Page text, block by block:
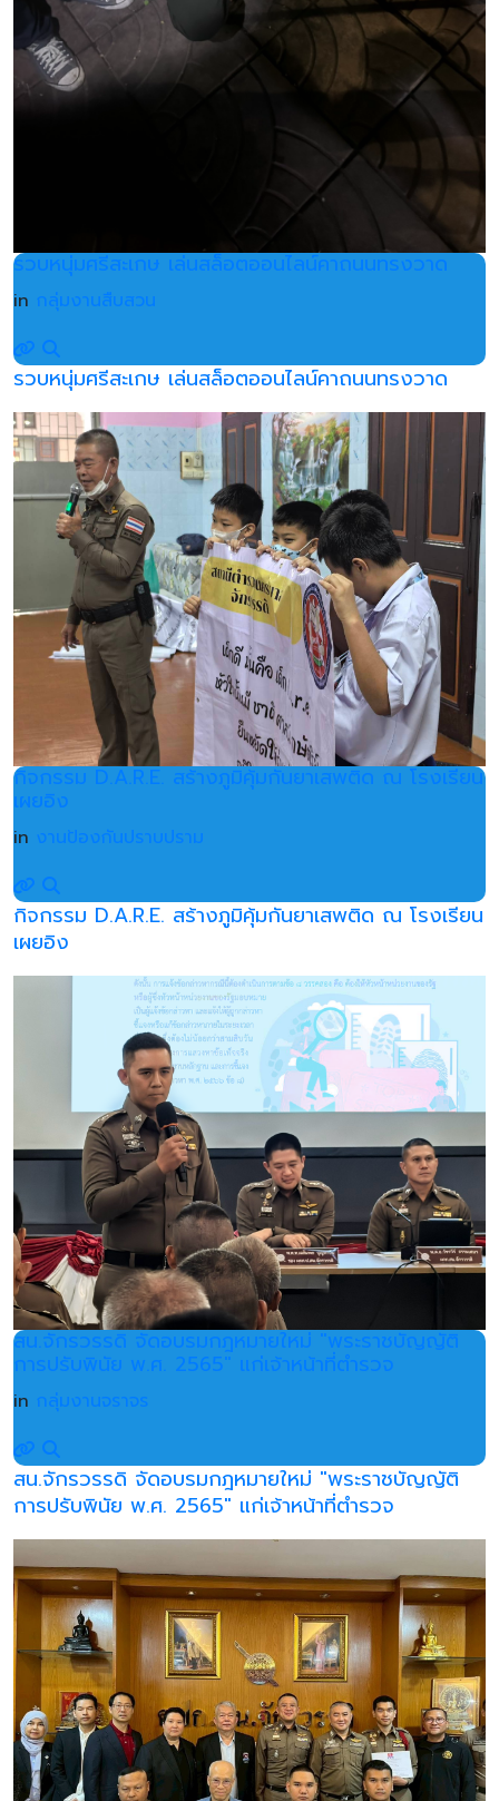
รวบหนุ่มศรีสะเกษ เล่นสล็อตออนไลน์คาถนนทรงวาด
in กลุ่มงานสืบสวน
รวบหนุ่มศรีสะเกษ เล่นสล็อตออนไลน์คาถนนทรงวาด
กิจกรรม D.A.R.E. สร้างภูมิคุ้มกันยาเสพติด ณ โรงเรียน
เผยอิง
in งานป้องกันปราบปราม
กิจกรรม D.A.R.E. สร้างภูมิคุ้มกันยาเสพติด ณ โรงเรียน
เผยอิง
สน.จักรวรรดิ จัดอบรมกฎหมายใหม่ "พระราชบัญญัติ
การปรับพินัย พ.ศ. 2565" แก่เจ้าหน้าที่ตำรวจ
in กลุ่มงานจราจร
สน.จักรวรรดิ จัดอบรมกฎหมายใหม่ "พระราชบัญญัติ
การปรับพินัย พ.ศ. 2565" แก่เจ้าหน้าที่ตำรวจ